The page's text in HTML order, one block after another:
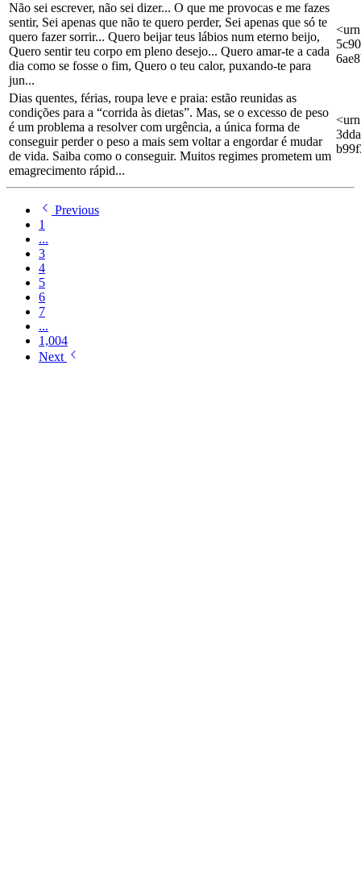
Não sei escrever, não sei dizer... O que me provocas e me fazes
sentir, Sei apenas que não te quero perder, Sei apenas que só te
quero fazer sorrir... Quero beijar teus lábios num eterno beijo,
Quero sentir teu corpo em pleno desejo... Quero amar-te a cada
dia como se fosse o fim, Quero o teu calor, puxando-te para
jun...
Dias quentes, férias, roupa leve e praia: estão reunidas as
condições para a “corrida às dietas”. Mas, se o excesso de peso
é um problema a resolver com urgência, a única forma de
conseguir perder o peso a mais sem voltar a engordar é mudar
de vida. Saiba como o conseguir. Muitos regimes prometem um
emagrecimento rápid...
Previous
1
...
3
4
5
6
7
...
1,004
Next